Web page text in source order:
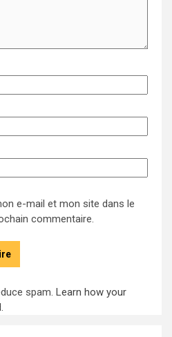
e-mail et mon site dans le
commentaire.
spam. Learn how your